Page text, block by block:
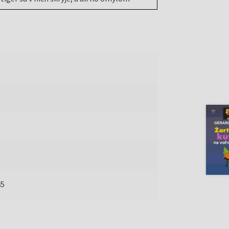
vypnite pred odchodom z